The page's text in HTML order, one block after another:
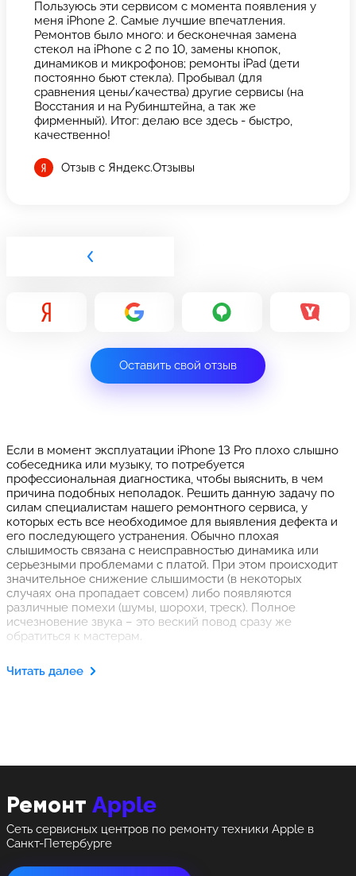
Пользуюсь эти сервисом с момента появления у
меня iPhone 2. Самые лучшие впечатления.
Ремонтов было много: и бесконечная замена
стекол на iPhone с 2 по 10, замены кнопок,
динамиков и микрофонов; ремонты iPad (дети
постоянно бьют стекла). Пробывал (для
сравнения цены/качества) другие сервисы (на
Восстания и на Рубинштейна, а так же
фирменный). Итог: делаю все здесь - быстро,
качественно!
Отзыв с Яндекс.Отзывы
Оставить свой отзыв
Если в момент эксплуатации iPhone 13 Pro плохо слышно
собеседника или музыку, то потребуется
профессиональная диагностика, чтобы выяснить, в чем
причина подобных неполадок. Решить данную задачу по
силам специалистам нашего ремонтного сервиса, у
которых есть все необходимое для выявления дефекта и
его последующего устранения. Обычно плохая
слышимость связана с неисправностью динамика или
серьезными проблемами с платой. При этом происходит
значительное снижение слышимости (в некоторых
случаях она пропадает совсем) либо появляются
различные помехи (шумы, шорохи, треск). Полное
исчезновение звука – это веский повод сразу же
обратиться к мастерам.
Квалифицированные специалисты, работающие в нашем
сервисном центре, осуществят бесплатную диагностику
Читать далее
Ремонт Apple
Сеть сервисных центров по ремонту техники Apple в
Санкт-Петербурге